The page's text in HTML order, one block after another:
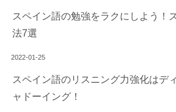
スペイン語の勉強をラクにしよう！
法7選
2022-01-25
スペイン語のリスニング力強化はデ
ャドーイング！